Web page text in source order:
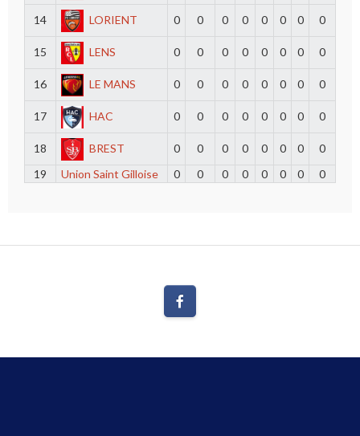
14 LORIENT 0 0 0 0 0 0 0 0
15 LENS 0 0 0 0 0 0 0 0
16 LE MANS 0 0 0 0 0 0 0 0
17 HAC 0 0 0 0 0 0 0 0
18 BREST 0 0 0 0 0 0 0
0
19
Union Saint Gilloise 0 0 0 0 0 0 0 0